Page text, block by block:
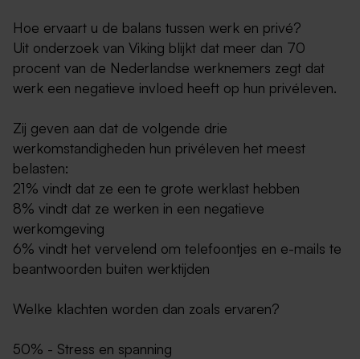
Hoe ervaart u de balans tussen werk en privé?
Uit onderzoek van Viking blijkt dat meer dan 70
procent van de Nederlandse werknemers zegt dat
werk een negatieve invloed heeft op hun privéleven.
Zij geven aan dat de volgende drie
werkomstandigheden hun privéleven het meest
belasten:
21% vindt dat ze een te grote werklast hebben
8% vindt dat ze werken in een negatieve
werkomgeving
6% vindt het vervelend om telefoontjes en e-mails te
beantwoorden buiten werktijden
Welke klachten worden dan zoals ervaren?
50% - Stress en spanning